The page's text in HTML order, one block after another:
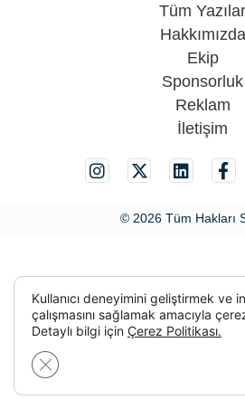
Tüm Yazılar
Hakkımızda
Ekip
Sponsorluk
Reklam
İletişim
© 2026 Tüm Hakları
Kullanıcı deneyimini geliştirmek ve
çalışmasını sağlamak amacıyla
Detaylı bilgi için Çerez Politikası.
GDPR çerez şeridini kapat